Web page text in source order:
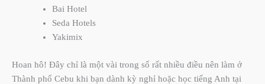
Bai Hotel
Seda Hotels
Yakimix
Hoan hô! Đây chỉ là một vài trong số rất nhiều điều nên làm ở
Thành phố Cebu khi bạn dành kỳ nghỉ hoặc học tiếng Anh tại